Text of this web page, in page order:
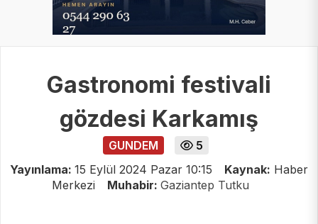
Gastronomi festivali
gözdesi Karkamış
GUNDEM
5
Yayınlama: 15 Eylül 2024 Pazar 10:15 Kaynak: Haber
Merkezi
Muhabir: Gaziantep Tutku